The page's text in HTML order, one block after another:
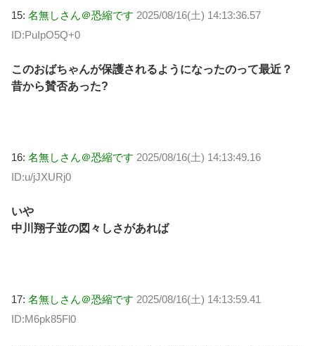
15: 名無しさん＠恐縮です 2025/08/16(土) 14:13:36.57
ID:PuIpO5Q+0
このおばちゃんが保護されるようになったのって最近？
昔から賛否あった?
16: 名無しさん＠恐縮です 2025/08/16(土) 14:13:49.16
ID:u/jJXURj0
いや
中川翔子並の図々しさがあれば
17: 名無しさん＠恐縮です 2025/08/16(土) 14:13:59.41
ID:M6pk85Fl0